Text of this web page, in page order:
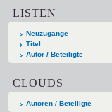
LISTEN
Neuzugänge
Titel
Autor / Beteiligte
CLOUDS
Autoren / Beteiligte